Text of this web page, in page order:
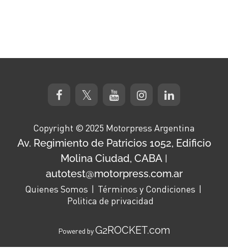
Copyright © 2025 Motorpress Argentina
Av. Regimiento de Patricios 1052, Edificio
Molina Ciudad, CABA |
autotest@motorpress.com.ar
Quienes Somos
Términos y Condiciones
Politica de privacidad
Powered byG2ROCKET.com